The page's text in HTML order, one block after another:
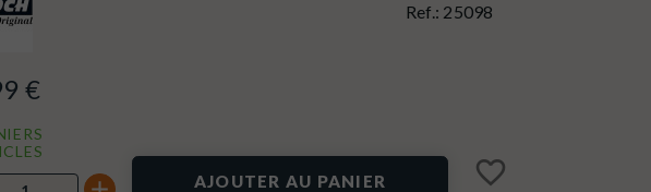
Ref.: 25098
€
AJOUTER AU PANIER favorite_border